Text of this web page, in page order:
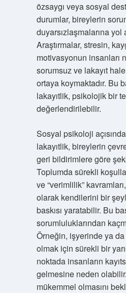
özsaygı veya sosyal
durumlar, bireylerin
duyarsızlaşmalarına yol
Araştırmalar, stresin,
motivasyonun insanları
sorumsuz ve lakayıt
ortaya koymaktadır. Bu
lakayıtlik, psikolojik bir
değerlendirilebilir.
Sosyal psikoloji
lakayıtlik, bireylerin
geri bildirimlere göre
Toplumda sürekli
ve “verimlilik”
olarak kendilerini bir
baskısı yaratabilir. Bu
sorumluluklarından
Örneğin, işyerinde ya da
olmak için sürekli bir
noktada insanların
gelmesine neden
mükemmel olmasını